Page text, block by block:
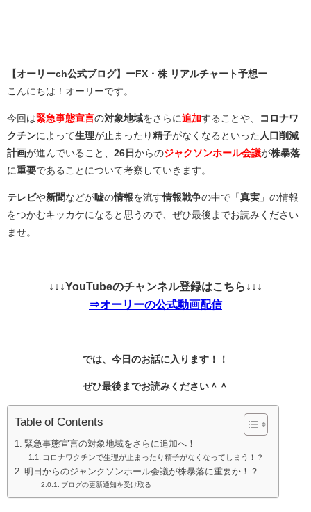
【オーリーch公式ブログ】ーFX・株 リアルチャート予想ー
こんにちは！オーリーです。
今回は緊急事態宣言の対象地域をさらに追加することや、
コロナワ
クチンによって生理が止まったり 精子がなくなるといった 人口削減
計画が進んでいること、 26日 からのジャクソンホール会議が株暴落
に重要であることについて考察していきます。
テレビや新聞などが嘘の情報を流す情報戦争の中で「 真実 」の情報
をつかむキッカケになると思うので、ぜひ最後までお読みください
ませ。
↓↓↓YouTubeのチャンネル登録はこちら↓↓↓
⇒オーリーの公式動画配信
では、今日のお話に入ります！！
ぜひ最後までお読みください＾＾
Table of Contents
緊急事態宣言の対象地域をさらに追加へ！
コロナワクチンで生理が止まったり精子がなくなってしまう！？
明日からのジャンクソンホール会議が株暴落に重要か！？
ブログの更新通知を受け取る